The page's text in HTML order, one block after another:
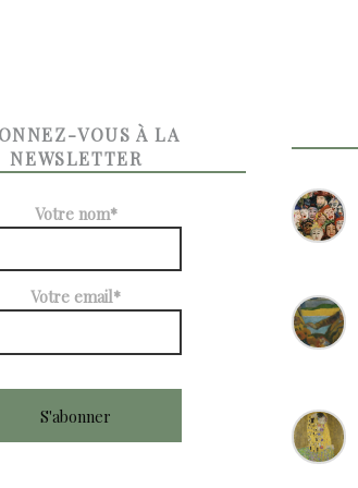
VOUS À LA
NEWSLETTER
Votre nom*
Votre email*